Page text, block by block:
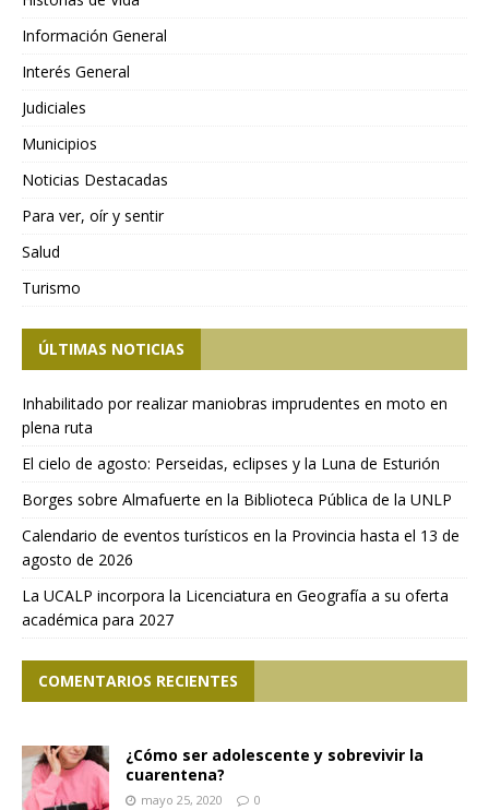
Información General
Interés General
Judiciales
Municipios
Noticias Destacadas
Para ver, oír y sentir
Salud
Turismo
ÚLTIMAS NOTICIAS
Inhabilitado por realizar maniobras imprudentes en moto en
plena ruta
El cielo de agosto: Perseidas, eclipses y la Luna de Esturión
Borges sobre Almafuerte en la Biblioteca Pública de la UNLP
Calendario de eventos turísticos en la Provincia hasta el 13 de
agosto de 2026
La UCALP incorpora la Licenciatura en Geografía a su oferta
académica para 2027
COMENTARIOS RECIENTES
¿Cómo ser adolescente y sobrevivir la
cuarentena?
mayo 25, 2020 0